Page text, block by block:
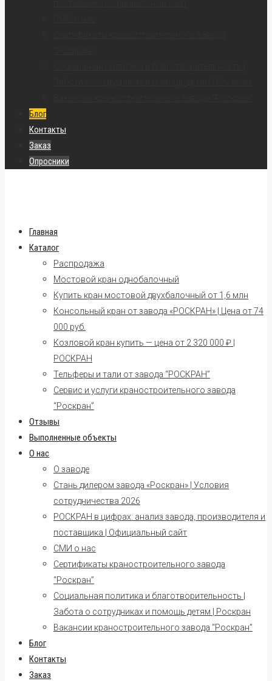
Блог
Контакты
Заказ
Опросники
Главная
Каталог
Распродажа
Мостовой кран однобалочный
Купить кран мостовой двухбалочный от 1,6 млн
Консольный кран от завода «РОСКРАН» | Цена от 74
000 руб.
Козловой кран купить — цена от 2 320 000 ₽ |
РОСКРАН
Тельферы и тали от завода “РОСКРАН”
Сервис и услуги краностроительного завода
“Роскран”
Отзывы
Выполненные объекты
О нас
О заводе
Стань дилером завода «Роскран» | Условия
сотрудничества 2026
РОСКРАН в цифрах: анализ завода, производителя и
поставщика | Официальный сайт
СМИ о нас
Сертификаты краностроительного завода
“Роскран”
Социальная политика и благотворительность |
Забота о сотрудниках и помощь детям | Роскран
Вакансии краностроительного завода “Роскран”
Блог
Контакты
Заказ